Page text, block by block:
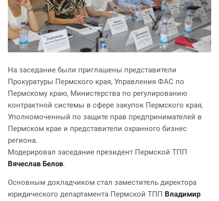
На заседание были приглашены представители
Прокуратуры Пермского края, Управления ФАС по
Пермскому краю, Министерства по регулированию
контрактной системы в сфере закупок Пермского края,
Уполномоченный по защите прав предпринимателей в
Пермском крае и представители охранного бизнес
региона.
Модерировал заседание президент Пермской ТПП
Вячеслав Белов.
Основным докладчиком стал заместитель директора
юридического департамента Пермской ТПП Владимир